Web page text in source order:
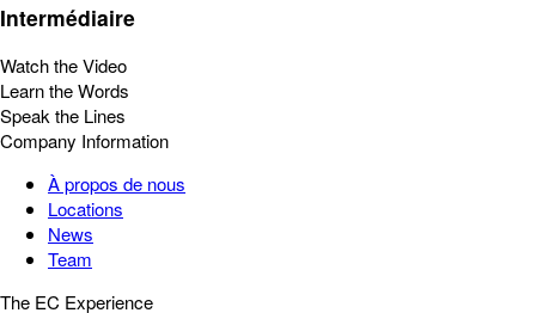
Intermédiaire
Watch the Video
Learn the Words
Speak the Lines
Company Information
À propos de nous
Locations
News
Team
The EC Experience